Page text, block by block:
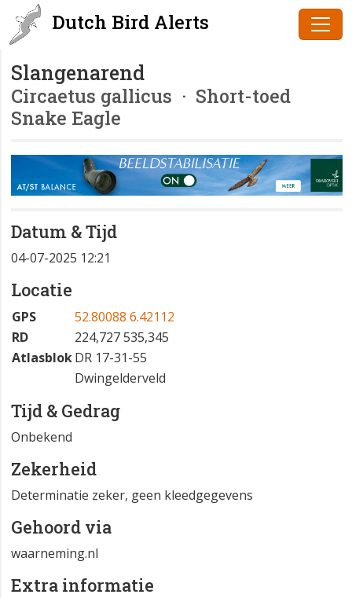
Dutch Bird Alerts
Slangenarend
Circaetus gallicus · Short-toed
Snake Eagle
Datum & Tijd
04-07-2025 12:21
Locatie
GPS
52.80088 6.42112
RD
224,727 535,345
AtlasblokDR 17-31-55
Dwingelderveld
Tijd & Gedrag
Onbekend
Zekerheid
Determinatie zeker, geen kleedgegevens
Gehoord via
waarneming.nl
Extra informatie